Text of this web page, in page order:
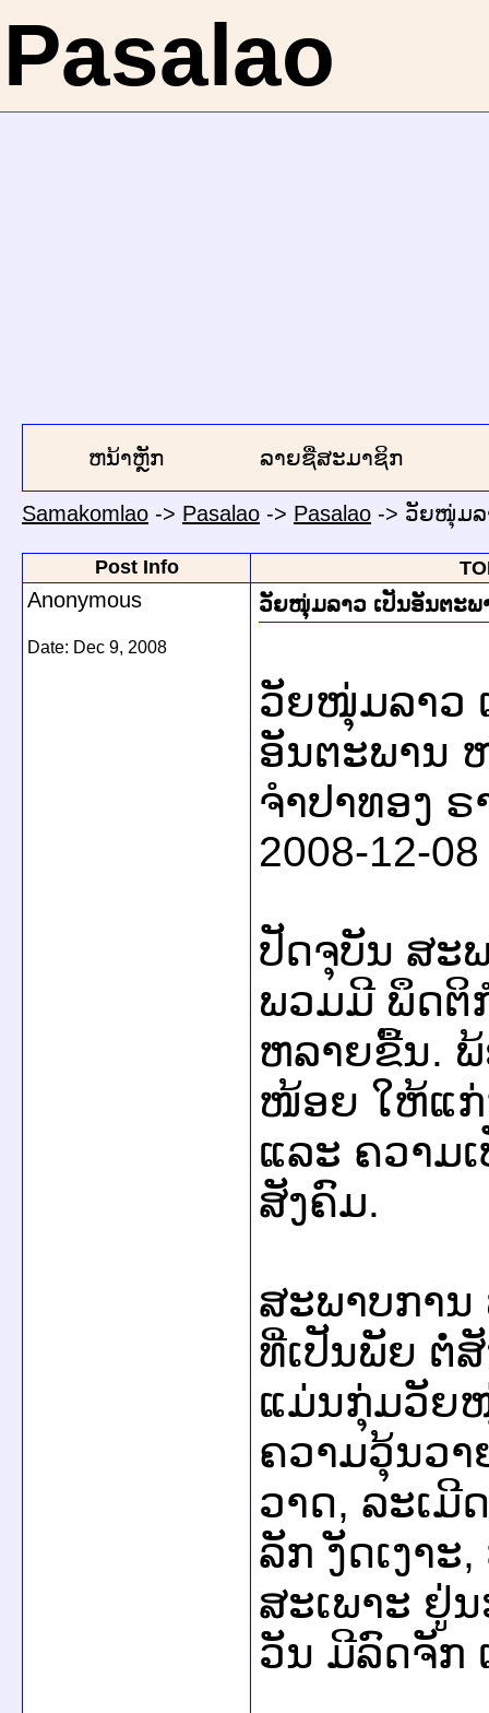
Pasalao
ຫນ້າຫຼັກ ລາຍຊື່ສະມາຊິກ
Samakomlao -> Pasalao -> Pasalao -> ວັຍໜຸ່ມລ
Post Info
Anonymous
Date: Dec 9, 2008
ວັຍໜຸ່ມລາວ ເປັນອັນຕະພ
ວັຍໜຸ່ມລາວ
ອັນຕະພານ
ຈໍາປາທອງ ຣ
2008-12-08
ປັດຈຸບັນ ສະ
ພວມມີ ພຶດຕິ
ຫລາຍຂື້ນ.
ໜ້ອຍ ໃຫ້ແກ່
ແລະ ຄວາມ
ສັງຄົມ.
ສະພາບການ
ທີ່​ເປັນ​ພັຍ ​ຕໍ່
ແມ່ນ​ກຸ່ມ​ວັຍ
ຄວາມ​ວຸ້ນວ
ວາ​ດ, ລະ​ເ
ລັກ ງັດ​ເງາະ
ສະ​ເພາະ ຢູ່​
ວັນ ມີ​ລົດຈັກ​